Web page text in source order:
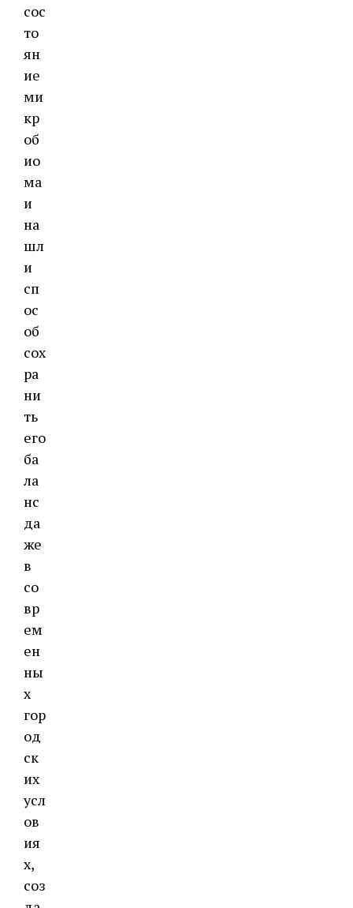
сос
то
ян
ие
ми
кр
об
ио
ма
и
на
шл
и
сп
ос
об
сох
ра
ни
ть
его
ба
ла
нс
да
же
в
со
вр
ем
ен
ны
х
гор
од
ск
их
усл
ов
ия
х,
соз